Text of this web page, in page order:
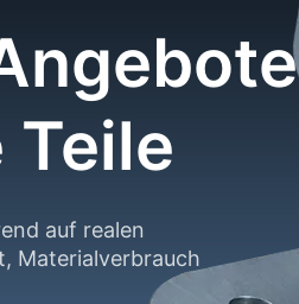
auf realen
Materialverbrauch